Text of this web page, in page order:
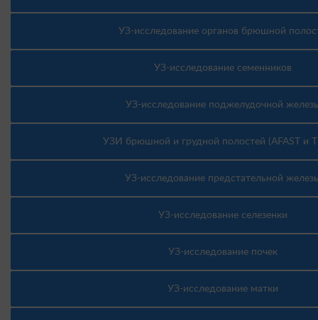
УЗ-исследование органов брюшной
УЗ-исследование семенников
УЗ-исследование поджелудочной
УЗИ брюшной и грудной полостей (AFAST и
УЗ-исследование предстательной
УЗ-исследование селезенки
УЗ-исследование почек
УЗ-исследование матки